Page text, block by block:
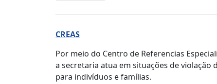
CREAS
Por meio do Centro de Referencias
a secretaria atua em situações de
para indivíduos e famílias.